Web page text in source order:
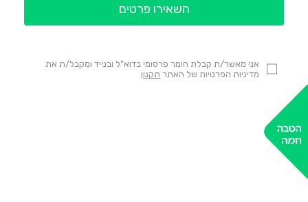
אני מאשר/ת קבלת חומר פרסומי בדוא"ל ובנייד ומקבל/ת את
מדיניות הפרטיות של האתר תקנון
השאירו פרטים